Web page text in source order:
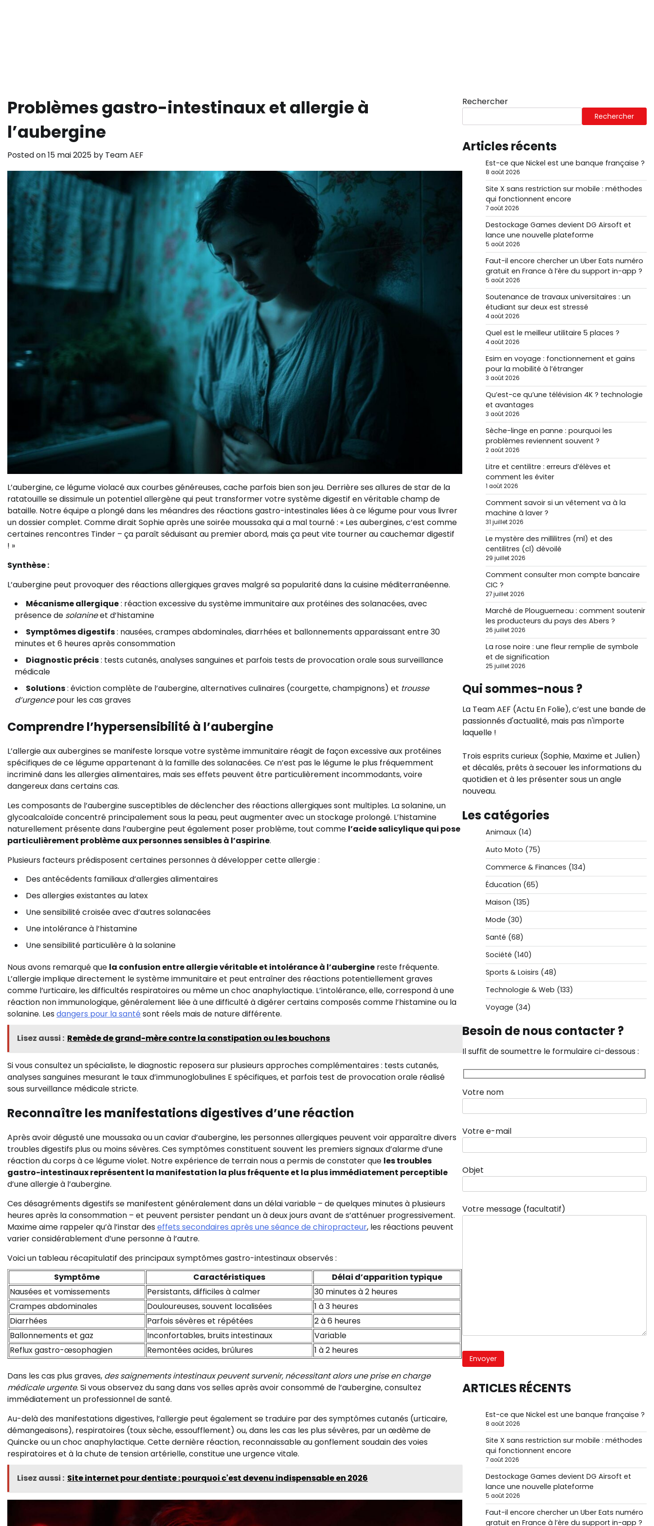
Problèmes gastro-intestinaux et allergie à
l’aubergine
Posted on15 mai 2025 by Team AEF
L’aubergine, ce légume violacé aux courbes généreuses, cache parfois bien son jeu. Derrière ses allures de star de la
ratatouille se dissimule un potentiel allergène qui peut transformer votre système digestif en véritable champ de
bataille. Notre équipe a plongé dans les méandres des réactions gastro-intestinales liées à ce légume pour vous livrer
un dossier complet. Comme dirait Sophie après une soirée moussaka qui a mal tourné : « Les aubergines, c’est comme
certaines rencontres Tinder – ça paraît séduisant au premier abord, mais ça peut vite tourner au cauchemar digestif
! »
Synthèse :
L’aubergine peut provoquer des réactions allergiques graves malgré sa popularité dans la cuisine méditerranéenne.
Mécanisme allergique: réaction excessive du système immunitaire aux protéines des solanacées, avec
présence de solanineet d’histamine
Symptômes digestifs: nausées, crampes abdominales, diarrhées et ballonnements apparaissant entre 30
minutes et 6 heures après consommation
Diagnostic précis: tests cutanés, analyses sanguines et parfois tests de provocation orale sous surveillance
médicale
Solutions: éviction complète de l’aubergine, alternatives culinaires (courgette, champignons) et trousse
d’urgencepour les cas graves
Comprendre l’hypersensibilité à l’aubergine
L’allergie aux aubergines se manifeste lorsque votre système immunitaire réagit de façon excessive aux protéines
spécifiques de ce légume appartenant à la famille des solanacées. Ce n’est pas le légume le plus fréquemment
incriminé dans les allergies alimentaires, mais ses effets peuvent être particulièrement incommodants, voire
dangereux dans certains cas.
Les composants de l’aubergine susceptibles de déclencher des réactions allergiques sont multiples. La solanine, un
glycoalcaloïde concentré principalement sous la peau, peut augmenter avec un stockage prolongé. L’histamine
naturellement présente dans l’aubergine peut également poser problème, tout comme l’acide salicylique qui pose
particulièrement problème aux personnes sensibles à l’aspirine.
Plusieurs facteurs prédisposent certaines personnes à développer cette allergie :
Des antécédents familiaux d’allergies alimentaires
Des allergies existantes au latex
Une sensibilité croisée avec d’autres solanacées
Une intolérance à l’histamine
Une sensibilité particulière à la solanine
Nous avons remarqué que la confusion entre allergie véritable et intolérance à l’aubergine reste fréquente.
L’allergie implique directement le système immunitaire et peut entraîner des réactions potentiellement graves
comme l’urticaire, les difficultés respiratoires ou même un choc anaphylactique. L’intolérance, elle, correspond à une
réaction non immunologique, généralement liée à une difficulté à digérer certains composés comme l’histamine ou la
solanine. Lesdangers pour la santé sont réels mais de nature différente.
Lisez aussi : Remède de grand-mère contre la constipation ou les bouchons
Si vous consultez un spécialiste, le diagnostic reposera sur plusieurs approches complémentaires : tests cutanés,
analyses sanguines mesurant le taux d’immunoglobulines E spécifiques, et parfois test de provocation orale réalisé
sous surveillance médicale stricte.
Reconnaître les manifestations digestives d’une réaction
Après avoir dégusté une moussaka ou un caviar d’aubergine, les personnes allergiques peuvent voir apparaître divers
troubles digestifs plus ou moins sévères. Ces symptômes constituent souvent les premiers signaux d’alarme d’une
réaction du corps à ce légume violet. Notre expérience de terrain nous a permis de constater que les troubles
gastro-intestinaux représentent la manifestation la plus fréquente et la plus immédiatement perceptible
d’une allergie à l’aubergine.
Ces désagréments digestifs se manifestent généralement dans un délai variable – de quelques minutes à plusieurs
heures après la consommation – et peuvent persister pendant un à deux jours avant de s’atténuer progressivement.
Maxime aime rappeler qu’à l’instar deseffets secondaires après une séance de chiropracteur, les réactions peuvent
varier considérablement d’une personne à l’autre.
Voici un tableau récapitulatif des principaux symptômes gastro-intestinaux observés :
Symptôme
Caractéristiques
Délai d’apparition typique
Nausées et vomissements
Persistants, difficiles à calmer
30 minutes à 2 heures
Crampes abdominales
Douloureuses, souvent localisées
1 à 3 heures
Diarrhées
Parfois sévères et répétées
2 à 6 heures
Ballonnements et gaz
Inconfortables, bruits intestinaux
Variable
Reflux gastro-œsophagien
Remontées acides, brûlures 1 à 2 heures
Dans les cas plus graves, des saignements intestinaux peuvent survenir, nécessitant alors une prise en charge
médicale urgente. Si vous observez du sang dans vos selles après avoir consommé de l’aubergine, consultez
immédiatement un professionnel de santé.
Au-delà des manifestations digestives, l’allergie peut également se traduire par des symptômes cutanés (urticaire,
démangeaisons), respiratoires (toux sèche, essoufflement) ou, dans les cas les plus sévères, par un œdème de
Quincke ou un choc anaphylactique. Cette dernière réaction, reconnaissable au gonflement soudain des voies
respiratoires et à la chute de tension artérielle, constitue une urgence vitale.
Lisez aussi : Site internet pour dentiste : pourquoi c'est devenu indispensable en 2026
Rechercher
Rechercher
Articles récents
Est-ce que Nickel est une banque française ?
8 août 2026
Site X sans restriction sur mobile : méthodes
qui fonctionnent encore
7 août 2026
Destockage Games devient DG Airsoft et
lance une nouvelle plateforme
5 août 2026
Faut-il encore chercher un Uber Eats numéro
gratuit en France à l’ère du support in-app ?
5 août 2026
Soutenance de travaux universitaires : un
étudiant sur deux est stressé
4 août 2026
Quel est le meilleur utilitaire 5 places ?
4 août 2026
Esim en voyage : fonctionnement et gains
pour la mobilité à l’étranger
3 août 2026
Qu’est-ce qu’une télévision 4K ? technologie
et avantages
3 août 2026
Sèche-linge en panne : pourquoi les
problèmes reviennent souvent ?
2 août 2026
Litre et centilitre : erreurs d’élèves et
comment les éviter
1 août 2026
Comment savoir si un vêtement va à la
machine à laver ?
31 juillet 2026
Le mystère des millilitres (ml) et des
centilitres (cl) dévoilé
29 juillet 2026
Comment consulter mon compte bancaire
CIC ?
27 juillet 2026
Marché de Plouguerneau : comment soutenir
les producteurs du pays des Abers ?
26 juillet 2026
La rose noire : une fleur remplie de symbole
et de signification
25 juillet 2026
Qui sommes-nous ?
La Team AEF (Actu En Folie), c’est une bande de
passionnés d'actualité, mais pas n'importe
laquelle !
Trois esprits curieux (Sophie, Maxime et Julien)
et décalés, prêts à secouer les informations du
quotidien et à les présenter sous un angle
nouveau.
Les catégories
Animaux(14)
Auto Moto (75)
Commerce & Finances (134)
Éducation (65)
Maison (135)
Mode (30)
Santé (68)
Société (140)
Sports & Loisirs (48)
Technologie & Web (133)
Voyage (34)
Besoin de nous contacter ?
Il suffit de soumettre le formulaire ci-dessous :
Votre nom
Votre e-mail
Objet
Votre message (facultatif)
ARTICLES RÉCENTS
Est-ce que Nickel est une banque française ?
8 août 2026
Site X sans restriction sur mobile : méthodes
qui fonctionnent encore
7 août 2026
Destockage Games devient DG Airsoft et
lance une nouvelle plateforme
5 août 2026
Faut-il encore chercher un Uber Eats numéro
gratuit en France à l’ère du support in-app ?